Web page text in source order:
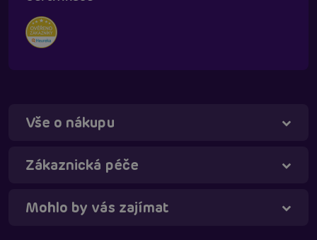
Vše o nákupu
Zákaznická péče
Mohlo by vás zajímat
Táňa - virtuální asistentka